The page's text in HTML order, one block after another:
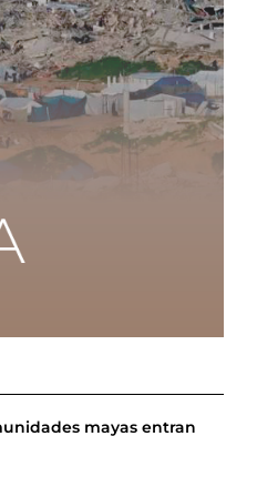
mayas entran